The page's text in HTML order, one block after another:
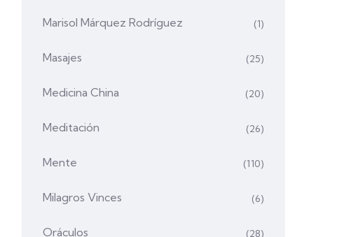
Marisol Márquez Rodríguez (1)
Masajes (25)
Medicina China (20)
Meditación (26)
Mente (110)
Milagros Vinces (6)
Oráculos (28)